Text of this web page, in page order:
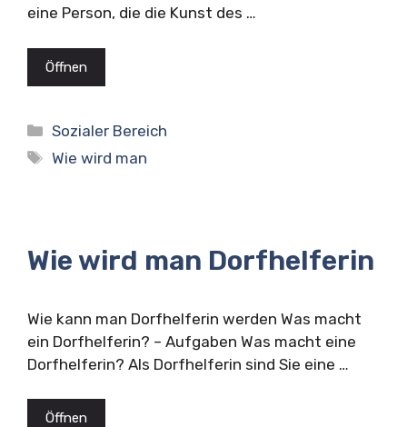
eine Person, die die Kunst des …
Öffnen
Kategorien
Sozialer Bereich
Schlagwörter
Wie wird man
Wie wird man Dorfhelferin
Wie kann man Dorfhelferin werden Was macht
ein Dorfhelferin? – Aufgaben Was macht eine
Dorfhelferin? Als Dorfhelferin sind Sie eine …
Öffnen